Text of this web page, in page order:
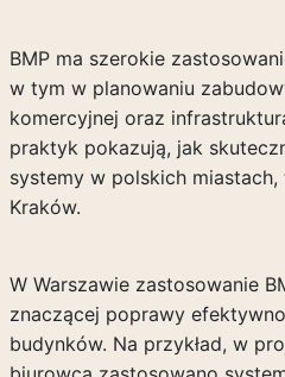
BMP ma szerokie
w tym w planowaniu
komercyjnej oraz
praktyk pokazują, jak
systemy w polskich
Kraków.
W Warszawie zastosowanie
znaczącej poprawy
budynków. Na przykład, w